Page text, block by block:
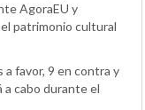
AgoraEU y
patrimonio cultural
favor, 9 en contra y
a cabo durante el